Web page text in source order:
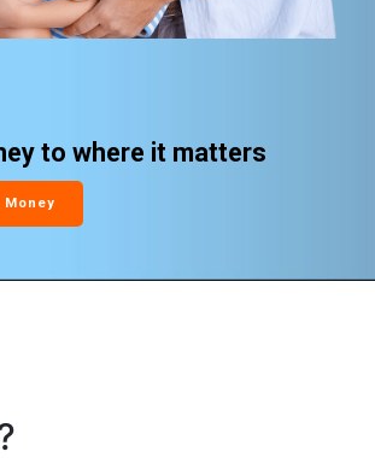
to where it matters